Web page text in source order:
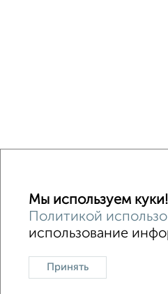
Контакты Политика
О проекте
Мы используем куки!
Политикой
использование
Принять